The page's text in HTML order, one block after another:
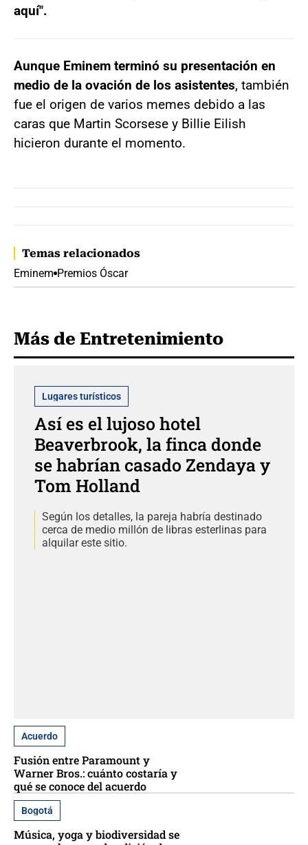
aquí".
Aunque Eminem terminó su presentación en
medio de la ovación de los asistentes, también
fue el origen de varios memes debido a las
caras que Martin Scorsese y Billie Eilish
hicieron durante el momento.
Temas relacionados
Eminem Premios Óscar
Más de Entretenimiento
Lugares turísticos
Así es el lujoso hotel
Beaverbrook, la finca donde
se habrían casado Zendaya y
Tom Holland
Según los detalles, la pareja habría destinado
cerca de medio millón de libras esterlinas para
alquilar este sitio.
Acuerdo
Fusión entre Paramount y
Warner Bros.: cuánto costaría y
qué se conoce del acuerdo
Bogotá
Música, yoga y biodiversidad se